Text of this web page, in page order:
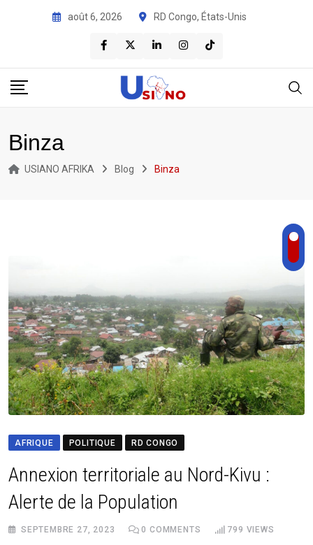
août 6, 2026 RD Congo, États-Unis
Binza
USIANO AFRIKA Blog Binza
AFRIQUE POLITIQUE RD CONGO
Annexion territoriale au Nord-Kivu :
Alerte de la Population
SEPTEMBRE 27, 2023 0 COMMENTS 799 VIEWS